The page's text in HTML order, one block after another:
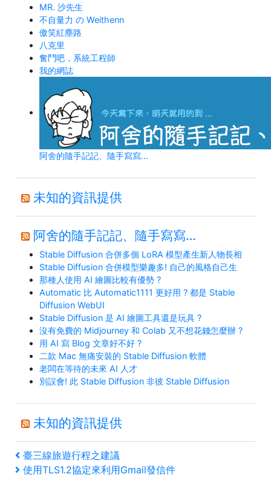
MR. 沙先生
不自量力 の Weithenn
傲笑紅塵路
八克里
奮鬥吧，系統工程師
我的網誌
阿舍的隨手記記、隨手寫寫…
未知的資訊提供
阿舍的隨手記記、隨手寫寫…
Stable Diffusion 合併多個 LoRA 模型產生新人物長相
Stable Diffusion 合併模型樂趣多! 自己的風格自己生
那種人使用 AI 繪圖比較有優勢 ?
Automatic 比 Automatic1111 更好用 ? 都是 Stable
Diffusion WebUI
Stable Diffusion 是 AI 繪圖工具還是玩具 ?
沒有免費的 Midjourney 和 Colab 又不想花錢怎麼辦 ?
用 AI 寫 Blog 文章好不好 ?
二款 Mac 無痛安裝的 Stable Diffusion 軟體
老闆在等待的未來 AI 人才
別誤會! 此 Stable Diffusion 非彼 Stable Diffusion
未知的資訊提供
文
上
一
臺三線旅遊行程之建議
下
使用TLS1.2協定來利用Gmail發信件